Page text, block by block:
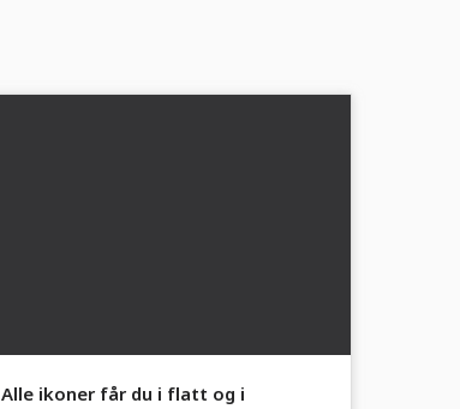
Alle ikoner får du i flatt og i